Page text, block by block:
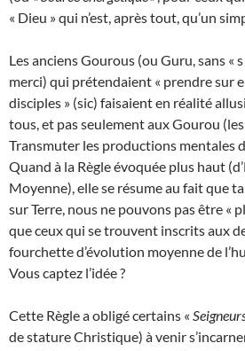
« Dieu » qui n’est, après tout, qu’un
Les anciens Gourous (ou Guru, sans «
merci) qui prétendaient « prendre sur
disciples » (sic) faisaient en réalité
tous, et pas seulement aux Gourou
Transmuter les productions mentales
Quand à la Règle évoquée plus haut
Moyenne), elle se résume au fait que
sur Terre, nous ne pouvons pas être «
que ceux qui se trouvent inscrits aux
fourchette d’évolution moyenne de
Vous captez l’idée ?
Cette Règle a obligé certains «
de stature Christique) à venir